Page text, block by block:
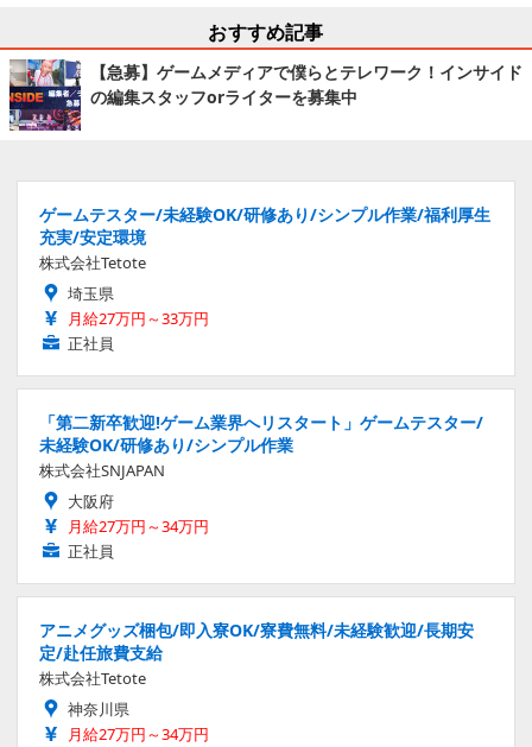
おすすめ記事
【急募】ゲームメディアで僕らとテレワーク！インサイド
の編集スタッフorライターを募集中
ゲームテスター/未経験OK/研修あり/シンプル作業/福利厚生
充実/安定環境
株式会社Tetote
埼玉県
月給27万円～33万円
正社員
「第二新卒歓迎!ゲーム業界へリスタート」ゲームテスター/
未経験OK/研修あり/シンプル作業
株式会社SNJAPAN
大阪府
月給27万円～34万円
正社員
アニメグッズ梱包/即入寮OK/寮費無料/未経験歓迎/長期安
定/赴任旅費支給
株式会社Tetote
神奈川県
月給27万円～34万円